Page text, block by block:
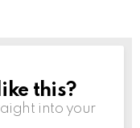
this?
into your